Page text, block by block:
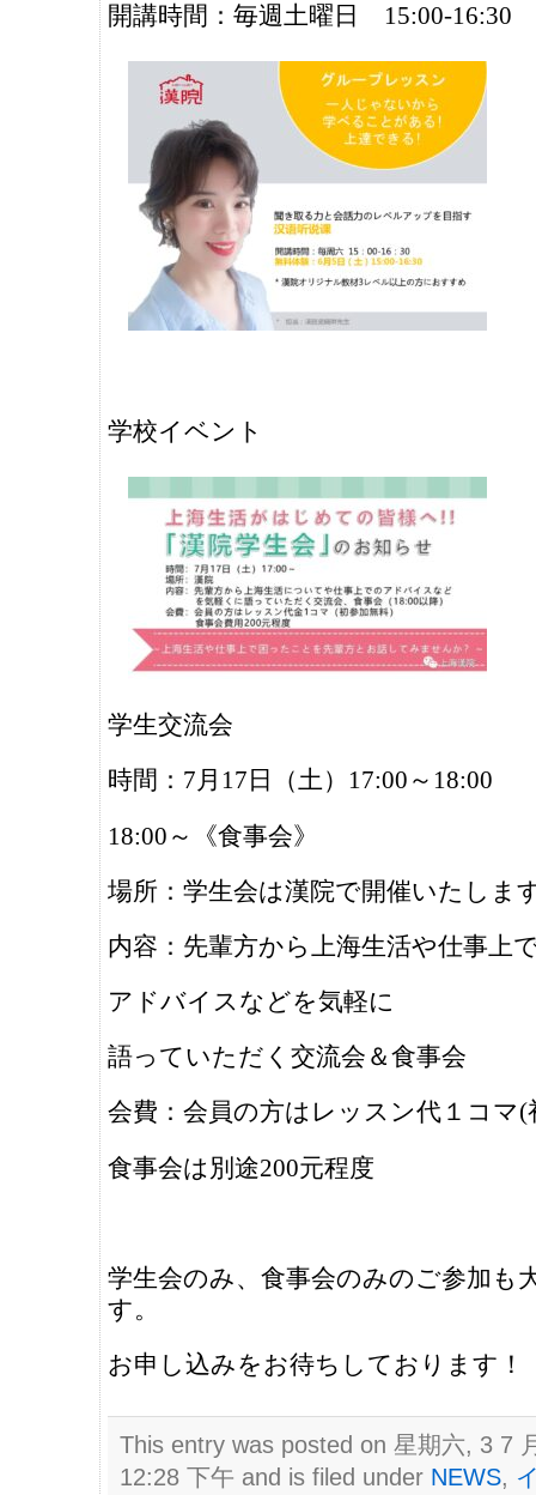
開講時間：毎週土曜日 15:00-16:30
学校イベント
学生交流会
時間：7月17日（土）17:00～18:00
18:00～《食事会》
場所：学生会は漢院で開催いたしま
内容：先輩方から上海生活や仕事上
アドバイスなどを気軽に
語っていただく交流会＆食事会
会費：会員の方はレッスン代１コマ(
食事会は別途200元程度
学生会のみ、食事会のみのご参加も
す。
お申し込みをお待ちしております！
This entry was posted on 星期六, 3 7
12:28 下午 and is filed under NEWS,